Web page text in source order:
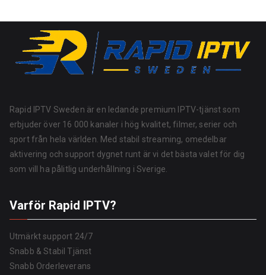
Rapid IPTV Sweden är en ledande premium IPTV-tjänst som
erbjuder över 16 000 kanaler i hög kvalitet, filmer, serier och
sport från hela världen. Med stabil streaming, omedelbar
aktivering och support dygnet runt är vi det bästa valet för dig
som vill ha pålitlig underhållning i Sverige.
Varför Rapid IPTV?
Utmärkt support 24/7
Snabb & Stabil Tjänst
Snabb Orderleverans